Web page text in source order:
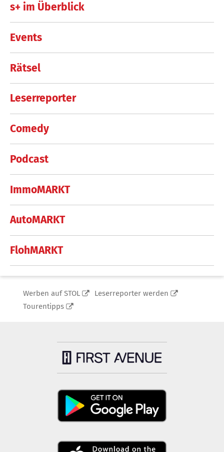
s+ im Überblick
Events
Rätsel
Leserreporter
Comedy
Podcast
ImmoMARKT
AutoMARKT
FlohMARKT
Werben auf STOL
Leserreporter werden
Tourentipps